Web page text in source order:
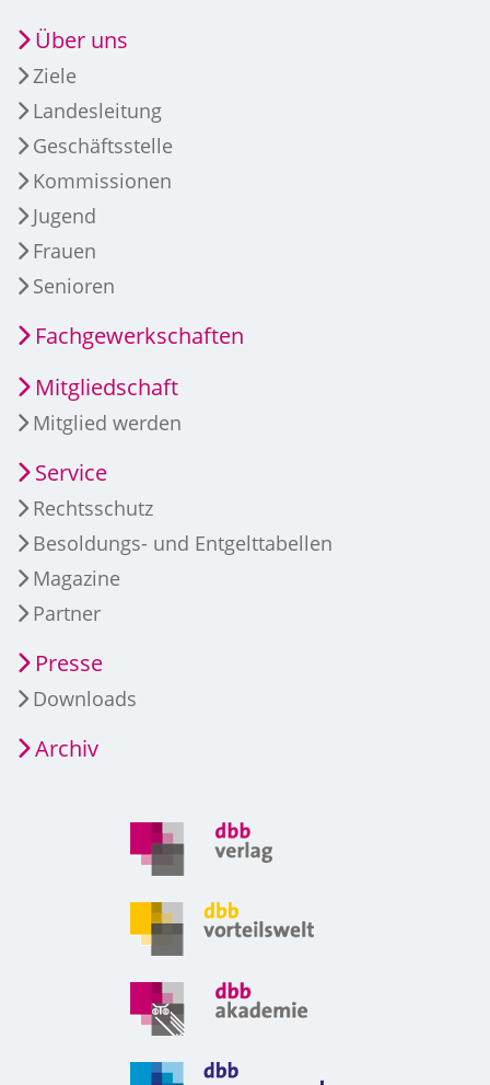
Über uns
Ziele
Landesleitung
Geschäftsstelle
Kommissionen
Jugend
Frauen
Senioren
Fachgewerkschaften
Mitgliedschaft
Mitglied werden
Service
Rechtsschutz
Besoldungs- und Entgelttabellen
Magazine
Partner
Presse
Downloads
Archiv